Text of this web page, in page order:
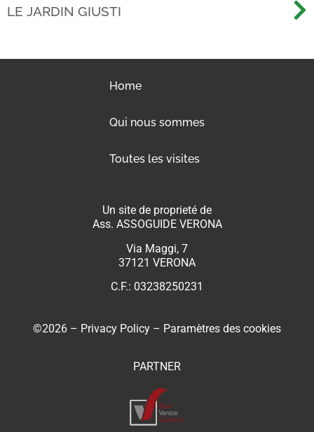
LE JARDIN GIUSTI
Home
Qui nous sommes
Toutes les visites
Un site de proprieté de
Ass. ASSOGUIDE VERONA
Via Maggi, 7
37121 VERONA
C.F.: 03238250231
©2026 – Privacy Policy – Paramètres des cookies
PARTNER